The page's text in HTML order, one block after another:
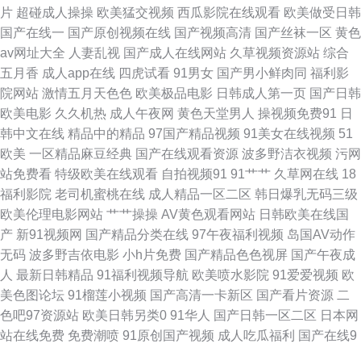
日韩性爱网址 三级国产精品久久 一区二区国产视频 国产免费91 99久久香蕉
无码毛茸茸 日韩欧美综合亚洲中文 99久久九九无码 久久999福利视频 豆花
在线导航 91页在线视频 三级视频网站 做爱视频91 麻豆视屏 www国产精品
噜噜 91久久一 欧美成性交 久久香蕉精品产品 后入色呦呦 91写真视频在线
九九精品系列 免费观看成人91网站 东方成人AV 精品国产一站 91软件视频传
媒 日本毛荣荣 麻豆国产成人免费 午夜剧场人妖 激情主播久久狠狠干 99福利
激情 欧美日韩色图 www欧美V 一区二区日韩淫 欧美女性1区在线看 美女抠
逼自拍 久久精品国产一品 97人妻资源站 久草资源福利站 欧美日本日韩 殴美
桃色 先锋午夜AV 久久五月天网站 综合色色丁香五月 白丝高跟美女被内射
片 超碰成人操操 欧美猛交视频 西瓜影院在线观看 欧美做受日韩
国产在线一 国产原创视频在线 国产视频高清 国产丝袜一区 黄色
av网址大全 人妻乱视 国产成人在线网站 久草视频资源站 综合
五月香 成人app在线 四虎试看 91男女 国产男小鲜肉同 福利影
院网站 激情五月天色色 欧美极品电影 日韩成人第一页 国产日韩
欧美电影 久久机热 成人午夜网 黄色天堂男人 操视频免费91 日
韩中文在线 精品中的精品 97国产精品视频 91美女在线视频 51
欧美 一区精品麻豆经典 国产在线观看资源 波多野洁衣视频 污网
站免费看 特级欧美在线观看 自拍视频91 91艹艹 久草网在线 18
福利影院 老司机蜜桃在线 成人精品一区二区 韩日爆乳无码三级
欧美伦理电影网站 艹艹操操 AV黄色观看网站 日韩欧美在线国
产 新91视频网 国产精品分类在线 97午夜福利视频 岛国AV动作
无码 波多野吉依电影 小h片免费 国产精品色色视屏 国产午夜成
人 最新日韩精品 91福利视频导航 欧美喷水影院 91爱爱视频 欧
美色图论坛 91榴莲小视频 国产高清一卡新区 国产看片资源 二
色吧97资源站 欧美日韩另类0 91华人 国产日韩一区二区 日本网
站在线免费 免费潮喷 91原创国产视频 成人吃瓜福利 国产在线9